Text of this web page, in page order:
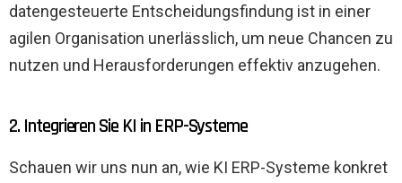
datengesteuerte Entscheidungsfindung ist in einer
agilen Organisation unerlässlich, um neue Chancen zu
nutzen und Herausforderungen effektiv anzugehen.
2. Integrieren Sie KI in ERP-Systeme
Schauen wir uns nun an, wie KI ERP-Systeme konkret